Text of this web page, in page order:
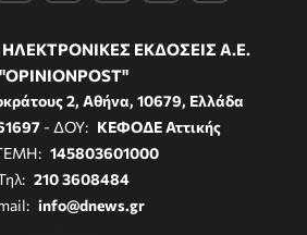
ΕΚΔΟΣΕΙΣ Α.Ε.
"OPINIONPOST"
2, Αθήνα, 10679, Ελλάδα
- ΔΟΥ: ΚΕΦΟΔΕ Αττικής
145803601000
210 3608484
info@dnews.gr